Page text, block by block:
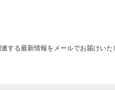
する最新情報をメールでお届けいた